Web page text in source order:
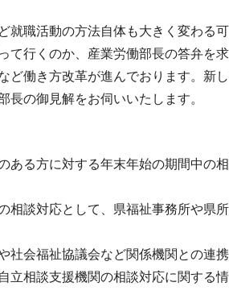
就職活動の方法自体も大きく変わる
て行くのか、産業労働部長の答弁を求
ど働き方改革が進んでおります。新
長の御見解をお伺いいたします。
ある方に対する年末年始の期間中の
相談対応として、県福祉事務所や県
社会福祉協議会など関係機関との連
立相談支援機関の相談対応に関する